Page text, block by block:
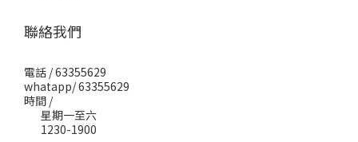
聯絡我們
電話 / 63355629
whatapp/ 63355629
時間 /
星期一至六
1230-1900